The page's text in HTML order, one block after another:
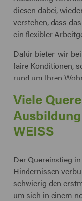
diesen dabei,
verstehen, dass
ein flexibler
Dafür bieten wir
faire Konditionen,
rund um Ihren
Viele
WEISS
Der Quereinstieg
Hindernissen
schwierig den
um sich in einem